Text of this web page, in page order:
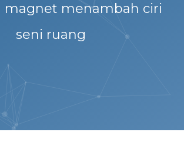
magnet menambah ciri
seni ruang